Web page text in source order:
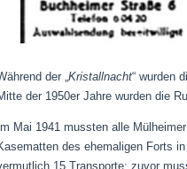
der „Kristallnacht“ wurden
der 1950er Jahre wurden die
Im Mai 1941 mussten alle
des ehemaligen Forts
15 Transporte; zuvor